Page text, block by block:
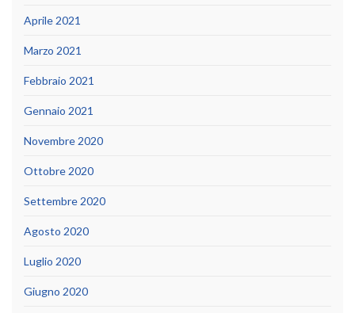
Aprile 2021
Marzo 2021
Febbraio 2021
Gennaio 2021
Novembre 2020
Ottobre 2020
Settembre 2020
Agosto 2020
Luglio 2020
Giugno 2020